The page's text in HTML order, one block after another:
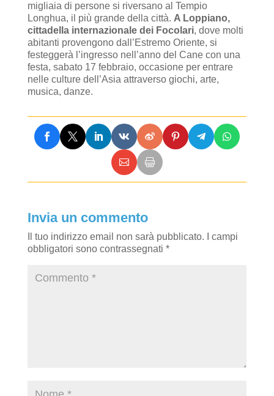
migliaia di persone si riversano al Tempio
Longhua, il più grande della città. A Loppiano,
cittadella internazionale dei Focolari, dove molti
abitanti provengono dall’Estremo Oriente, si
festeggerà l’ingresso nell’anno del Cane con una
festa, sabato 17 febbraio, occasione per entrare
nelle culture dell’Asia attraverso giochi, arte,
musica, danze.
Invia un commento
Il tuo indirizzo email non sarà pubblicato.
I campi
obbligatori sono contrassegnati *